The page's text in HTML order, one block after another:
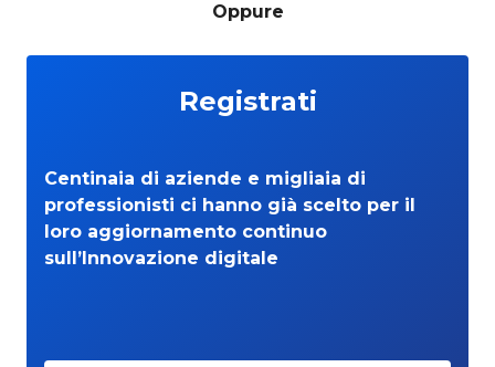
Oppure
Registrati
Centinaia di aziende e migliaia di
professionisti ci hanno già scelto per il
loro aggiornamento continuo
sull’Innovazione digitale